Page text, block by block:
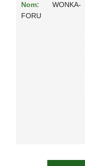
Nom:
WONKA-
FORU